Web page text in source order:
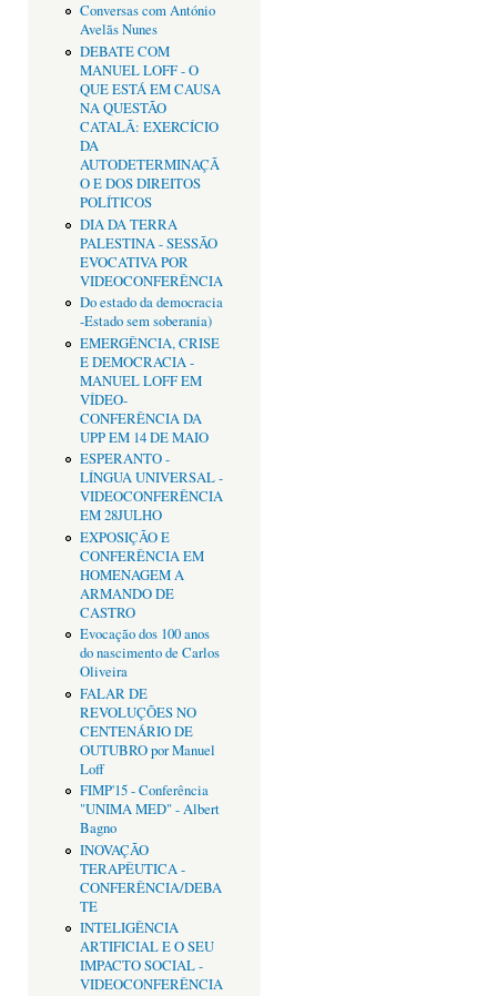
Conversas com António
Avelãs Nunes
DEBATE COM
MANUEL LOFF - O
QUE ESTÁ EM CAUSA
NA QUESTÃO
CATALÃ: EXERCÍCIO
DA
AUTODETERMINAÇÃ
O E DOS DIREITOS
POLÍTICOS
DIA DA TERRA
PALESTINA - SESSÃO
EVOCATIVA POR
VIDEOCONFERÊNCIA
Do estado da democracia
-Estado sem soberania)
EMERGÊNCIA, CRISE
E DEMOCRACIA -
MANUEL LOFF EM
VÍDEO-
CONFERÊNCIA DA
UPP EM 14 DE MAIO
ESPERANTO -
LÍNGUA UNIVERSAL -
VIDEOCONFERÊNCIA
EM 28JULHO
EXPOSIÇÃO E
CONFERÊNCIA EM
HOMENAGEM A
ARMANDO DE
CASTRO
Evocação dos 100 anos
do nascimento de Carlos
Oliveira
FALAR DE
REVOLUÇÕES NO
CENTENÁRIO DE
OUTUBRO por Manuel
Loff
FIMP'15 - Conferência
"UNIMA MED" - Albert
Bagno
INOVAÇÃO
TERAPÊUTICA -
CONFERÊNCIA/DEBA
TE
INTELIGÊNCIA
ARTIFICIAL E O SEU
IMPACTO SOCIAL -
VIDEOCONFERÊNCIA